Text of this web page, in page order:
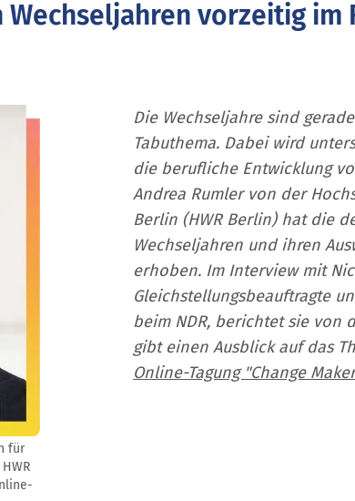
Wechseljahren vorzeitig im
für
Die Wechseljahre sind
Tabuthema. Dabei wird
die berufliche Entwicklung
Andrea Rumler von der
Berlin (HWR Berlin) hat die
Wechseljahren und ihren
erhoben. Im Interview mit
Gleichstellungsbeauftragte
beim NDR, berichtet sie von
gibt einen Ausblick auf das
Online-Tagung "Change